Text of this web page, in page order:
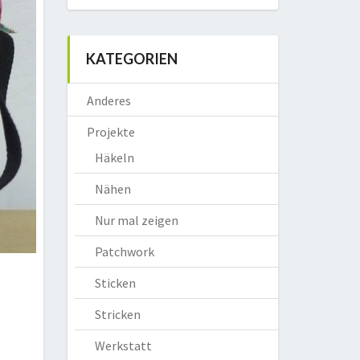
KATEGORIEN
Anderes
Projekte
Häkeln
Nähen
Nur mal zeigen
Patchwork
Sticken
Stricken
Werkstatt